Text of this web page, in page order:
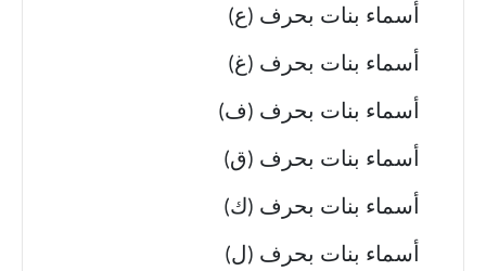
أسماء بنات بحرف (ع)
أسماء بنات بحرف (غ)
أسماء بنات بحرف (ف)
أسماء بنات بحرف (ق)
أسماء بنات بحرف (ك)
أسماء بنات بحرف (ل)